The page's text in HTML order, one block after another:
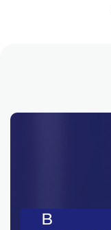
В